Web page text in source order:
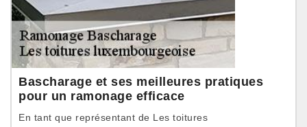
Bascharage et ses meilleures pratiques
pour un ramonage efficace
En tant que représentant de Les toitures